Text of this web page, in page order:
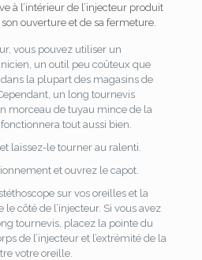
à l’intérieur de l’injecteur produit
ouverture et de sa fermeture.
vous pouvez utiliser un
un outil peu coûteux que
la plupart des magasins de
un long tournevis
morceau de tuyau mince de la
tout aussi bien.
laissez-le tourner au ralenti.
et ouvrez le capot.
sur vos oreilles et la
le côté de l’injecteur. Si vous avez
tournevis, placez la pointe du
de l’injecteur et l’extrémité de la
votre oreille.